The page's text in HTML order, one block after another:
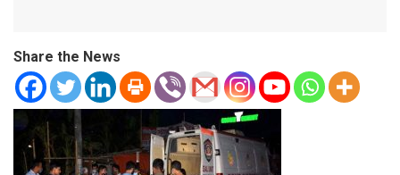
Share the News